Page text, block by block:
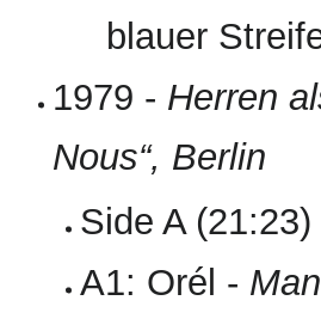
blauer
1979 - Herren
Nous“, Berlin
Side A (21:23)
A1: Orél -